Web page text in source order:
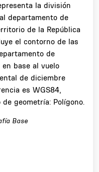
la división
departamento de
de la República
el contorno de las
de
base al vuelo
de diciembre
es WGS84,
de geometría: Polígono.
Base